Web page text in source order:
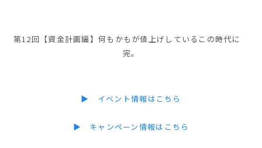
第12回【資金計画編】何もかもが値上げしているこの時代に
完。
▶ イベント情報はこちら
▶ キャンペーン情報はこちら